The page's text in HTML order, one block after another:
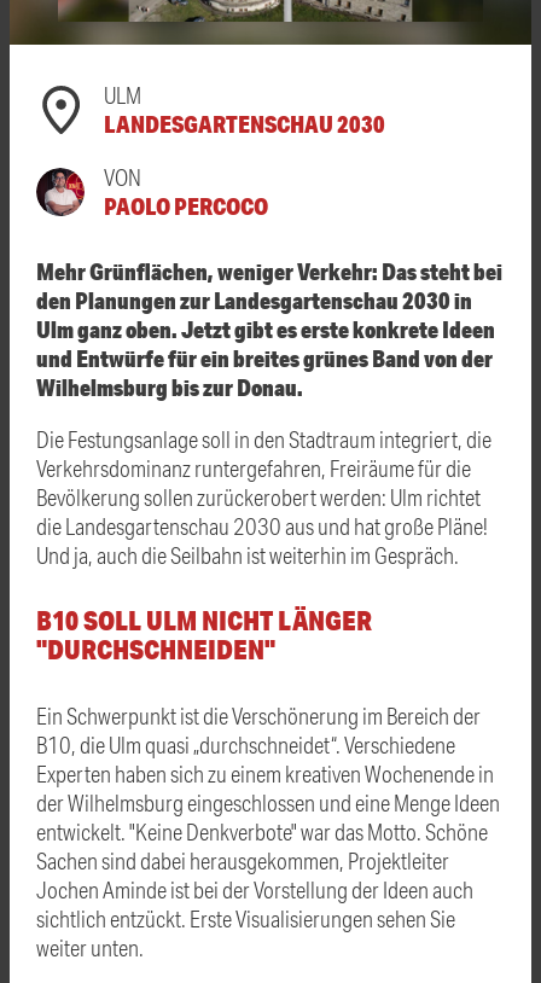
ULM
LANDESGARTENSCHAU 2030
VON
PAOLO PERCOCO
Mehr Grünflächen, weniger Verkehr: Das steht bei
den Planungen zur Landesgartenschau 2030 in
Ulm ganz oben. Jetzt gibt es erste konkrete Ideen
und Entwürfe für ein breites grünes Band von der
Wilhelmsburg bis zur Donau.
Die Festungsanlage soll in den Stadtraum integriert, die
Verkehrsdominanz runtergefahren, Freiräume für die
Bevölkerung sollen zurückerobert werden: Ulm richtet
die Landesgartenschau 2030 aus und hat große Pläne!
Und ja, auch die Seilbahn ist weiterhin im Gespräch.
B10 SOLL ULM NICHT LÄNGER
"DURCHSCHNEIDEN"
Ein Schwerpunkt ist die Verschönerung im Bereich der
B10, die Ulm quasi „durchschneidet“. Verschiedene
Experten haben sich zu einem kreativen Wochenende in
der Wilhelmsburg eingeschlossen und eine Menge Ideen
entwickelt. "Keine Denkverbote" war das Motto. Schöne
Sachen sind dabei herausgekommen, Projektleiter
Jochen Aminde ist bei der Vorstellung der Ideen auch
sichtlich entzückt. Erste Visualisierungen sehen Sie
weiter unten.